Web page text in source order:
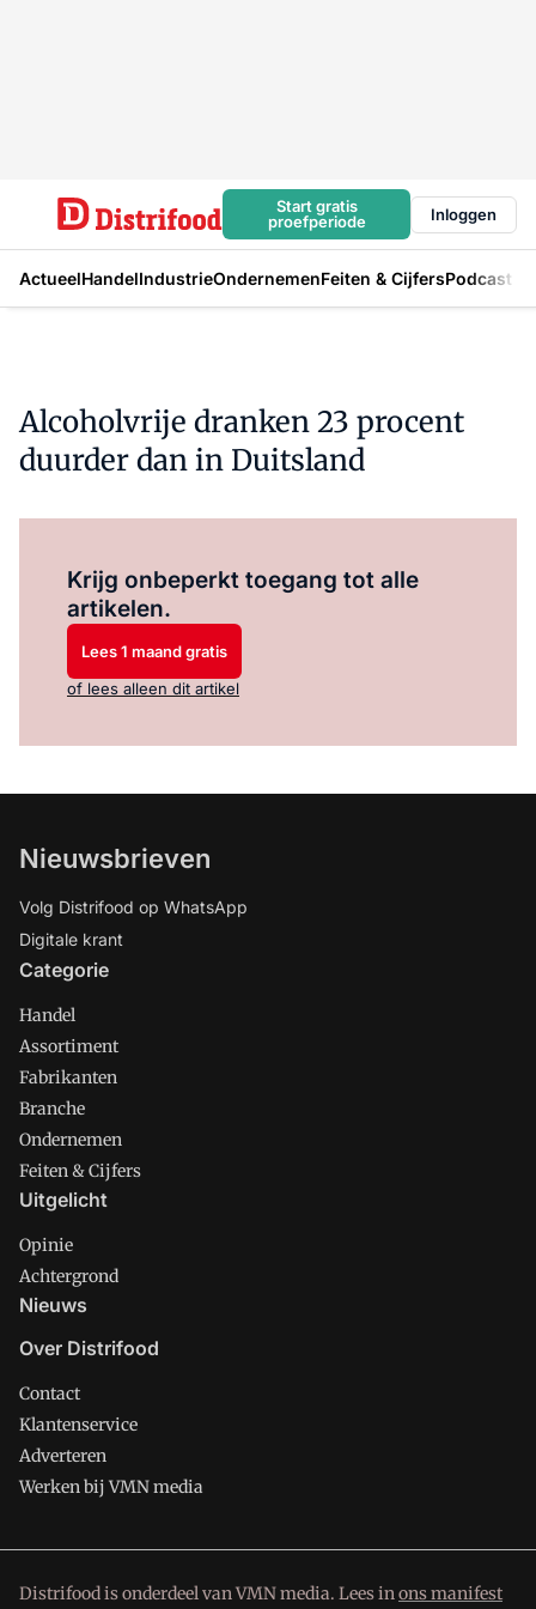
Start gratis
proefperiode
Inloggen
ActueelHandelIndustrieOndernemenFeiten & CijfersPodcast
Alcoholvrije dranken 23 procent
duurder dan in Duitsland
Krijg onbeperkt toegang tot alle
artikelen.
Lees 1 maand gratis
of lees alleen dit artikel
Nieuwsbrieven
Volg Distrifood op WhatsApp
Digitale krant
Categorie
Handel
Assortiment
Fabrikanten
Branche
Ondernemen
Feiten & Cijfers
Uitgelicht
Opinie
Achtergrond
Nieuws
Over Distrifood
Contact
Klantenservice
Adverteren
Werken bij VMN media
Distrifood is onderdeel van VMN media. Lees inons manifest